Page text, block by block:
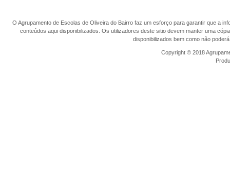
O Agrupamento de Escolas de Oliveira do Bairro faz um esforço para garantir que a
conteúdos aqui disponibilizados. Os utilizadores deste sitio devem manter uma
disponibilizados bem como não
Copyright © 2018